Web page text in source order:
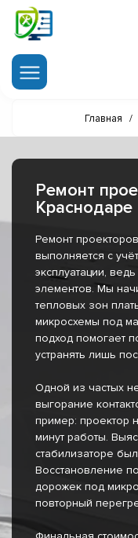
Главная /
Ремонт
Краснодаре
Ремонт
выполняется с
эксплуатации,
элементов. Мы
тепловых зон
микросхемы под
подход помогает
устранять лишь
Одной из частых
выгорание
пример: проектор
минут работы.
стабилизаторе
Восстановление
дорожек под
повторный